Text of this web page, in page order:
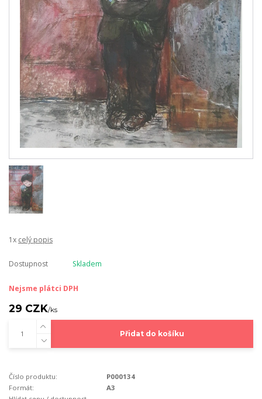
1x celý popis
Dostupnost Skladem
Nejsme plátci DPH
29 CZK/ks
Přidat do košíku
Číslo produktu:
P000134
Formát:
A3